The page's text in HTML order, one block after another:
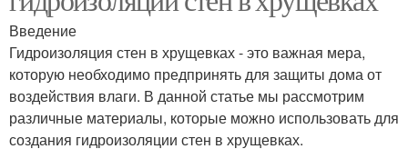
Введение
Гидроизоляция стен в хрущевках - это важная мера,
которую необходимо предпринять для защиты дома от
воздействия влаги. В данной статье мы рассмотрим
различные материалы, которые можно использовать для
создания гидроизоляции стен в хрущевках.